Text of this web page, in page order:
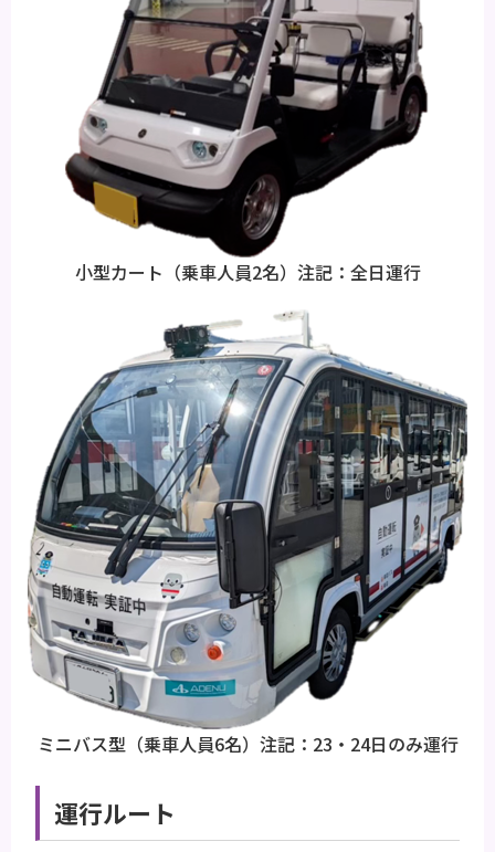
小型カート（乗車人員2名）注記：全日運行
ミニバス型（乗車人員6名）注記：23・24日のみ運行
運行ルート